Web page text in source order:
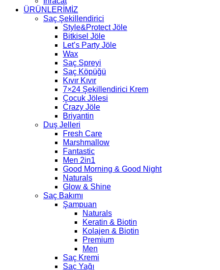
ÜRÜNLERİMİZ
Saç Şekillendirici
Style&Protect Jöle
Bitkisel Jöle
Let’s Party Jöle
Wax
Saç Spreyi
Saç Köpüğü
Kıvır Kıvır
7×24 Şekillendirici Krem
Çocuk Jölesi
Crazy Jöle
Briyantin
Duş Jelleri
Fresh Care
Marshmallow
Fantastic
Men 2in1
Good Morning & Good Night
Naturals
Glow & Shine
Saç Bakımı
Şampuan
Naturals
Keratin & Biotin
Kolajen & Biotin
Premium
Men
Saç Kremi
Saç Yağı